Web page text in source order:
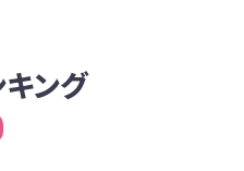
ング